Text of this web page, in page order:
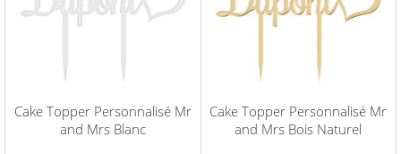
Cake Topper Personnalisé Mr
and Mrs Blanc
Cake Topper Personnalisé Mr
and Mrs Bois Naturel